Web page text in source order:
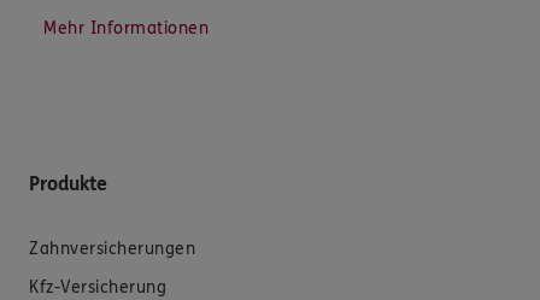
Mehr Informationen
Produkte
Zahnversicherungen
Kfz-Versicherung